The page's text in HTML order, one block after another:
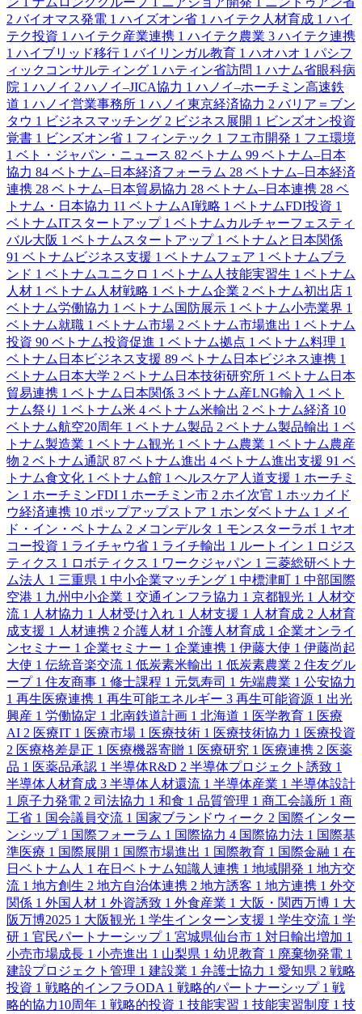
2 バイオマス発電 1 ハイズオン省 1 ハイテク人材育成 1 ハイ
テク投資 1 ハイテク産業連携 1 ハイテク農業 3 ハイテク連携
1 ハイブリッド移行 1 バイリンガル教育 1 ハオハオ 1 パシフ
ィックコンサルティング 1 ハティン省訪問 1 ハナム省眼科病
院 1 ハノイ 2 ハノイ–JICA協力 1 ハノイ–ホーチミン高速鉄
道 1 ハノイ営業事務所 1 ハノイ東京経済協力 2 バリア＝ブン
タウ 1 ビジネスマッチング 2 ビジネス展開 1 ビンズオン投資
覚書 1 ビンズオン省 1 フィンテック 1 フエ市開発 1 フエ環境
1 ベト・ジャパン・ニュース 82 ベトナム 99 ベトナム–日本
協力 84 ベトナム–日本経済フォーラム 28 ベトナム–日本経済
連携 28 ベトナム–日本貿易協力 28 ベトナム–日本連携 28 ベ
トナム・日本協力 11 ベトナムAI戦略 1 ベトナムFDI投資 1
ベトナムITスタートアップ 1 ベトナムカルチャーフェスティ
バル大阪 1 ベトナムスタートアップ 1 ベトナムと日本関係
91 ベトナムビジネス支援 1 ベトナムフェア 1 ベトナムブラ
ンド 1 ベトナムユニクロ 1 ベトナム人技能実習生 1 ベトナム
人材 1 ベトナム人材戦略 1 ベトナム企業 2 ベトナム初出店 1
ベトナム労働協力 1 ベトナム国防展示 1 ベトナム小売業界 1
ベトナム就職 1 ベトナム市場 2 ベトナム市場進出 1 ベトナム
投資 90 ベトナム投資促進 1 ベトナム拠点 1 ベトナム料理 1
ベトナム日本ビジネス支援 89 ベトナム日本ビジネス連携 1
ベトナム日本大学 2 ベトナム日本技術研究所 1 ベトナム日本
貿易連携 1 ベトナム日本関係 3 ベトナム産LNG輸入 1 ベト
ナム祭り 1 ベトナム米 4 ベトナム米輸出 2 ベトナム経済 10
ベトナム航空20周年 1 ベトナム製品 2 ベトナム製品輸出 1 ベ
トナム製造業 1 ベトナム観光 1 ベトナム農業 1 ベトナム農産
物 2 ベトナム通訳 87 ベトナム進出 4 ベトナム進出支援 91 ベ
トナム食文化 1 ベトナム館 1 ヘルスケア人道支援 1 ホーチミ
ン 1 ホーチミンFDI 1 ホーチミン市 2 ホイ次官 1 ホッカイド
ウ経済連携 10 ポップアップストア 1 ホンダベトナム 1
メイ
ド・イン・ベトナム 2 メコンデルタ 1 モンスターラボ 1 ヤオ
コー投資 1 ライチャウ省 1 ライチ輸出 1 ルートイン 1 ロジス
ティクス 1 ロボティクス 1 ワークジャパン 1 三菱総研ベトナ
ム法人 1 三重県 1 中小企業マッチング 1 中標津町 1 中部国際
空港 1 九州中小企業 1 交通インフラ協力 1 京都観光 1 人材交
流 1 人材協力 1 人材受け入れ 1 人材支援 1 人材育成 2 人材育
成支援 1 人材連携 2 介護人材 1 介護人材育成 1 企業オンライ
ンセミナー 1 企業セミナー 1 企業連携 1 伊藤大使 1 伊藤尚起
大使 1 伝統音楽交流 1 低炭素米輸出 1 低炭素農業 2 住友グル
ープ 1 住友商事 1 修士課程 1 元気寿司 1 先端農業 1 公安協力
1 再生医療連携 1 再生可能エネルギー 3 再生可能資源 1 出光
興産 1 労働協定 1 北南鉄道計画 1 北海道 1 医学教育 1 医療
AI 2 医療IT 1 医療市場 1 医療技術 1 医療技術協力 1 医療投資
2 医療格差是正 1 医療機器寄贈 1 医療研究 1 医療連携 2 医薬
品 1 医薬品承認 1 半導体R&D 2 半導体プロジェクト誘致 1
半導体人材育成 3 半導体人材還流 1 半導体産業 1 半導体設計
1 原子力発電 2 司法協力 1 和食 1 品質管理 1 商工会議所 1 商
工省 1 国会議員交流 1 国家ブランドウィーク 2 国際インター
ンシップ 1 国際フォーラム 1 国際協力 4 国際協力法 1 国際基
準医療 1 国際展開 1 国際市場進出 1 国際教育 1 国際金融 1 在
日ベトナム人 1 在日ベトナム知識人連携 1 地域開発 1 地方交
流 1 地方創生 2 地方自治体連携 2 地方誘客 1 地方連携 1 外交
関係 1 外国人材 1 外資誘致 1 外食産業 1 大阪・関西万博 1 大
阪万博2025 1 大阪観光 1 学生インターン支援 1 学生交流 1 学
研 1 官民パートナーシップ 1 宮城県仙台市 1 対日輸出増加 1
小売市場成長 1 小売進出 1 山梨県 1 幼児教育 1 廃棄物発電 1
建設プロジェクト管理 1 建設業 1 弁護士協力 1 愛知県 2 戦略
投資 1 戦略的インフラODA 1 戦略的パートナーシップ 1 戦
略的協力10周年 1 戦略的投資 1 技能実習 1 技能実習制度 1 技